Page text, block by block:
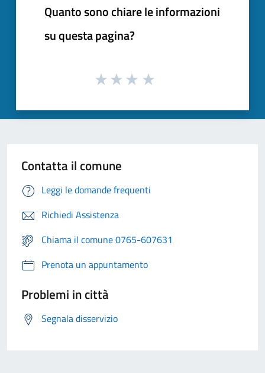
Quanto sono chiare le informazioni
su questa pagina?
Contatta il comune
Leggi le domande frequenti
Richiedi Assistenza
Chiama il comune 0765-607631
Prenota un appuntamento
Problemi in città
Segnala disservizio